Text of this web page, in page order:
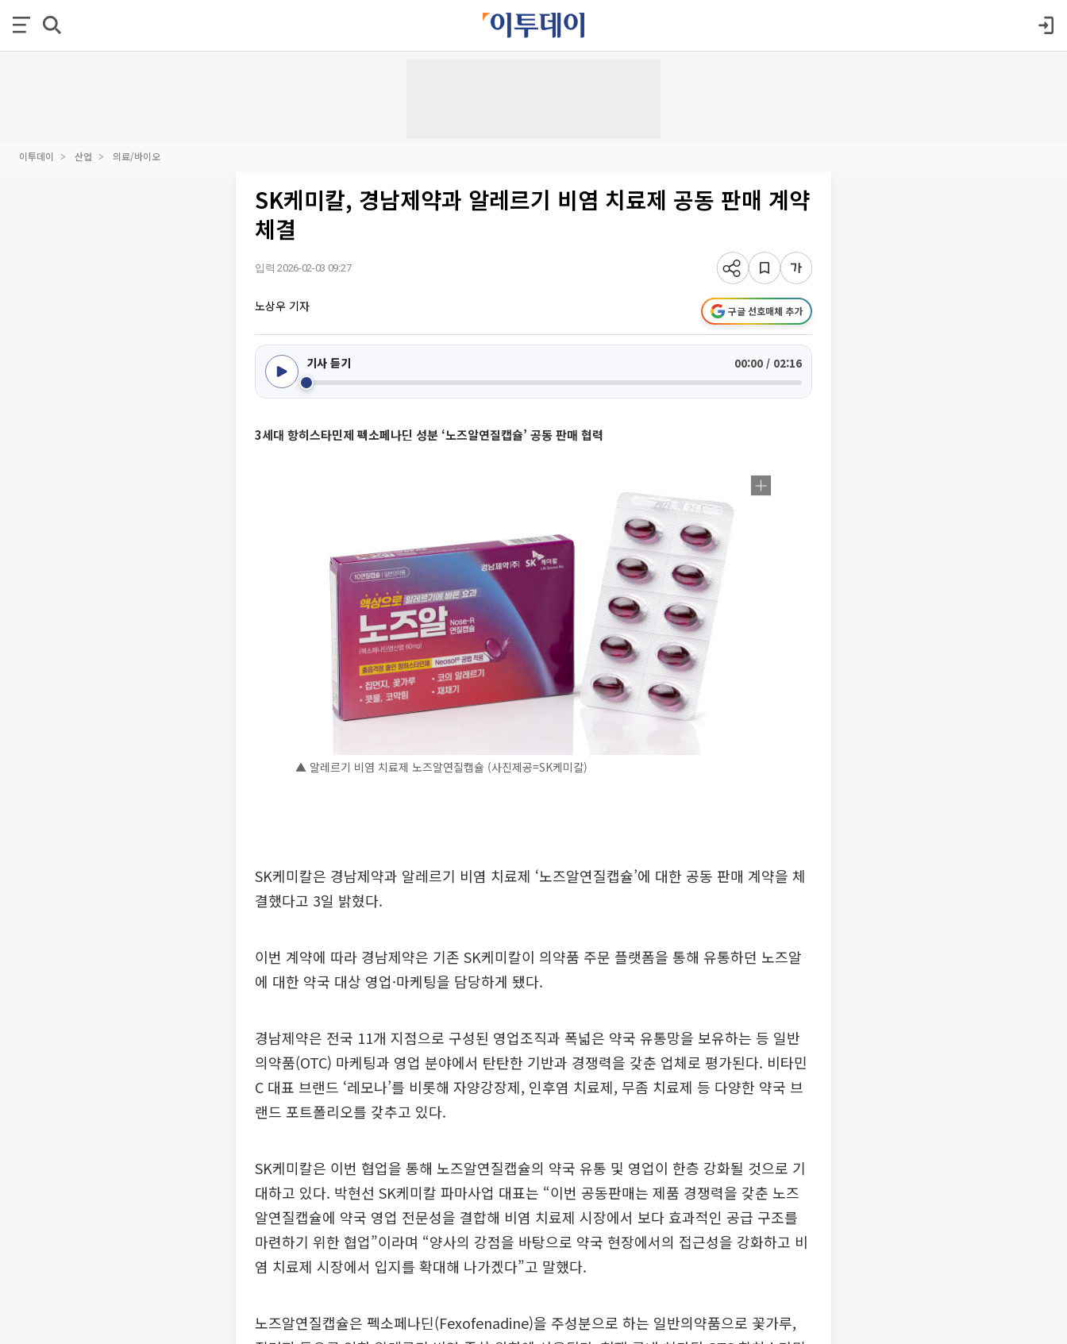
이투데이 산업 의료/바이오
SK케미칼, 경남제약과 알레르기 비염 치료제 공동 판매 계약
체결
입력 2026-02-03 09:27
노상우 기자 구글 선호매체 추가
기사 듣기 00:00 / 02:16
3세대 항히스타민제 펙소페나딘 성분 ‘노즈알연질캡슐’ 공동 판매 협력
▲ 알레르기 비염 치료제 노즈알연질캡슐 (사진제공=SK케미칼)
SK케미칼은 경남제약과 알레르기 비염 치료제 ‘노즈알연질캡슐’에 대한 공동 판매 계약을 체
결했다고 3일 밝혔다.
이번 계약에 따라 경남제약은 기존 SK케미칼이 의약품 주문 플랫폼을 통해 유통하던 노즈알
에 대한 약국 대상 영업·마케팅을 담당하게 됐다.
경남제약은 전국 11개 지점으로 구성된 영업조직과 폭넓은 약국 유통망을 보유하는 등 일반
의약품(OTC) 마케팅과 영업 분야에서 탄탄한 기반과 경쟁력을 갖춘 업체로 평가된다. 비타민
C 대표 브랜드 ‘레모나’를 비롯해 자양강장제, 인후염 치료제, 무좀 치료제 등 다양한 약국 브
랜드 포트폴리오를 갖추고 있다.
SK케미칼은 이번 협업을 통해 노즈알연질캡슐의 약국 유통 및 영업이 한층 강화될 것으로 기
대하고 있다. 박현선 SK케미칼 파마사업 대표는 “이번 공동판매는 제품 경쟁력을 갖춘 노즈
알연질캡슐에 약국 영업 전문성을 결합해 비염 치료제 시장에서 보다 효과적인 공급 구조를
마련하기 위한 협업”이라며 “양사의 강점을 바탕으로 약국 현장에서의 접근성을 강화하고 비
염 치료제 시장에서 입지를 확대해 나가겠다”고 말했다.
노즈알연질캡슐은 펙소페나딘(Fexofenadine)을 주성분으로 하는 일반의약품으로 꽃가루,